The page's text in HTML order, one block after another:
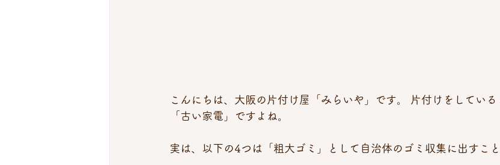
こんにちは、大阪の片付け屋「みらいや」です。 片付けをしてい
「古い家電」ですよね。
実は、以下の4つは「粗大ゴミ」として自治体のゴミ収集に出すこ